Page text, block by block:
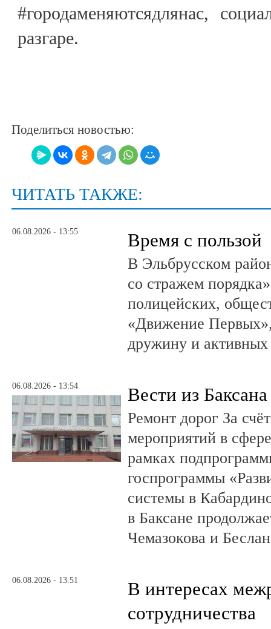
#городаменяютсядлянас,
разгаре.
Поделиться новостью:
ЧИТАТЬ ТАКЖЕ:
06.08.2026 - 13:55 Время с пользой
В Эльбрусском
со стражем
полицейских,
«Движение
дружину и
06.08.2026 - 13:54 Вести из Баксана
Ремонт дорог За
мероприятий в
рамках
госпрограммы
системы в
в Баксане
Чемазокова и
06.08.2026 - 13:51
В интересах
сотрудничества